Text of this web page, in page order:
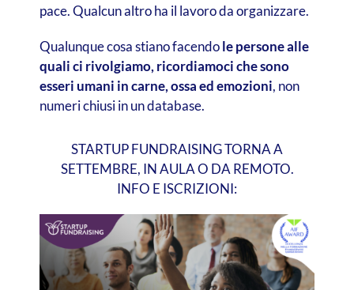
pace. Qualcun altro ha il lavoro da organizzare.
Qualunque cosa stiano facendole persone alle
quali ci rivolgiamo, ricordiamoci che sono
esseri umani in carne, ossa ed emozioni, non
numeri chiusi in un database.
STARTUP FUNDRAISING TORNA A
SETTEMBRE, IN AULA O DA REMOTO.
INFO E ISCRIZIONI: